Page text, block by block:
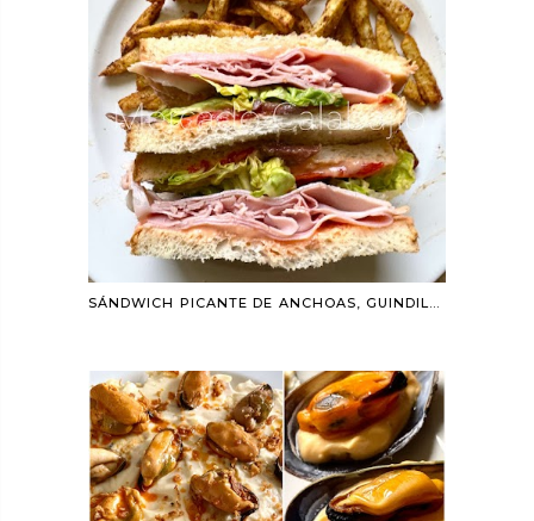
SÁNDWICH PICANTE DE ANCHOAS, GUINDILLAS Y JAMÓN COCIDO